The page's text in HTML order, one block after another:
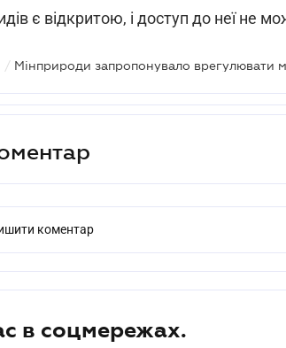
є відкритою, і доступ до неї не
/
коментар
в соцмережах.